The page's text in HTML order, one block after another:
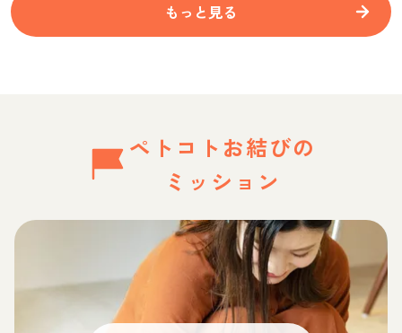
もっと見る
ペトコトお結びの
ミッション